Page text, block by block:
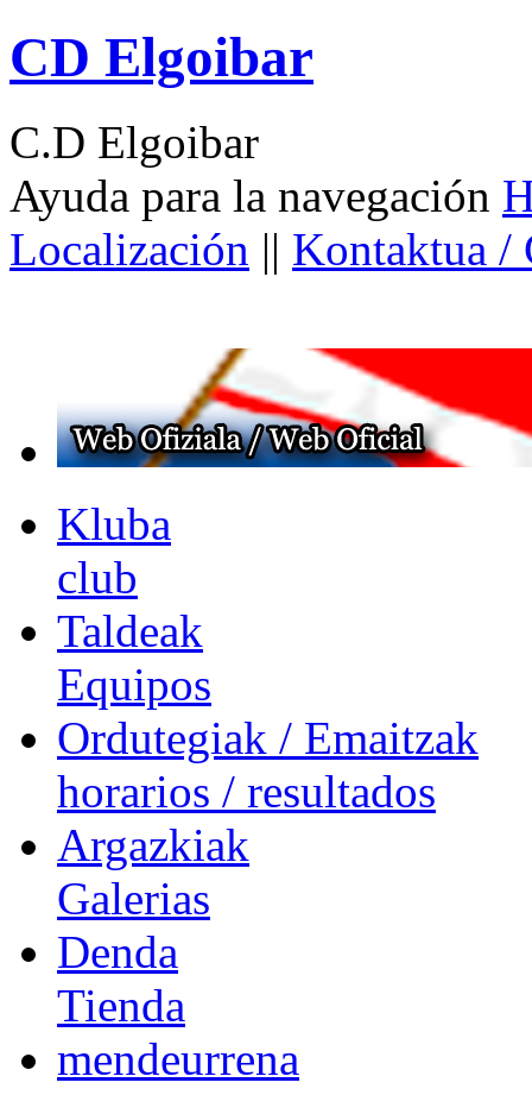
CD Elgoibar
C.D Elgoibar
Ayuda para la navegación
Localización || Kontaktua /
Kluba
club
Taldeak
Equipos
Ordutegiak / Emaitzak
horarios / resultados
Argazkiak
Galerias
Denda
Tienda
mendeurrena